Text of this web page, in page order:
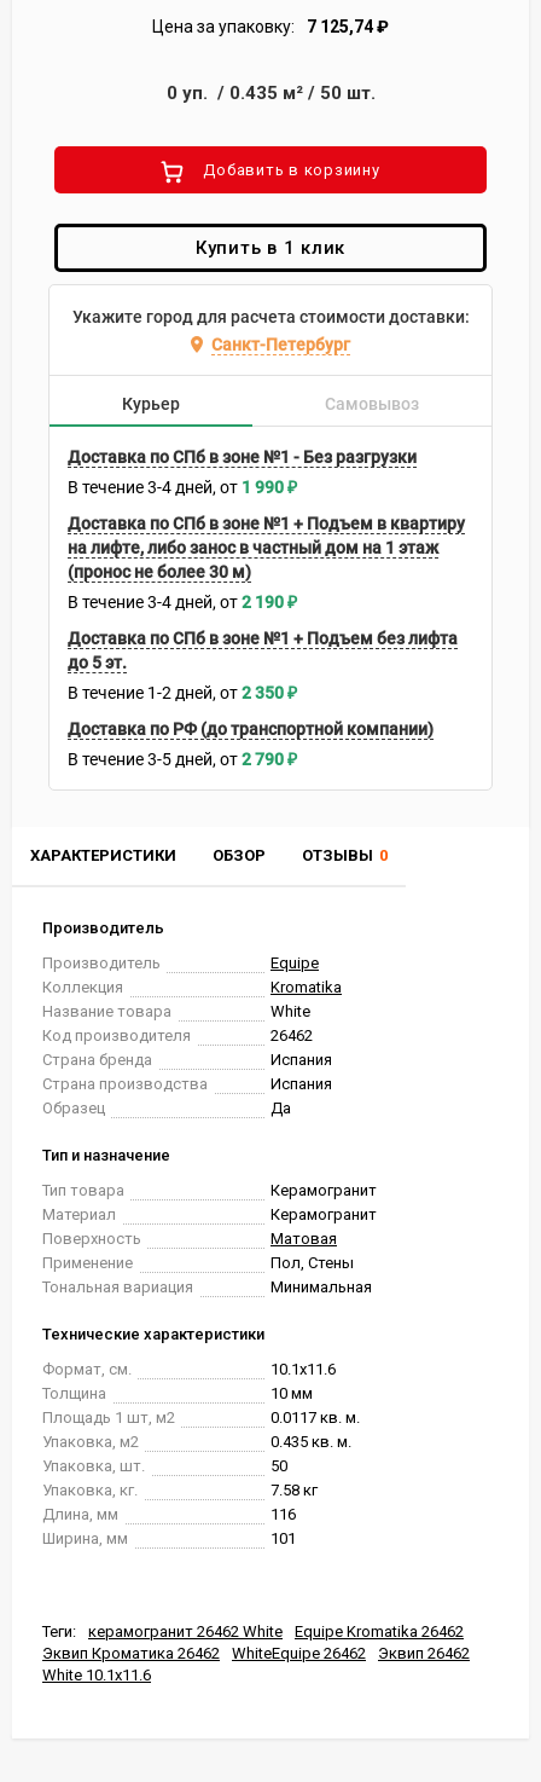
ХАРАКТЕРИСТИКИ ОБЗОР ОТЗЫВЫ 0
Производитель
Производитель
Equipe
Коллекция
Kromatika
Название товара
White
Код производителя
26462
Страна бренда
Испания
Страна производства
Испания
Образец
Да
Тип и назначение
Тип товара
Керамогранит
Материал
Керамогранит
Поверхность
Матовая
Применение
Пол, Стены
Тональная вариация
Минимальная
Технические характеристики
Формат, см.
10.1x11.6
Толщина
10 мм
Площадь 1 шт, м2
0.0117 кв. м.
Упаковка, м2
0.435 кв. м.
Упаковка, шт.
50
Упаковка, кг.
7.58 кг
Длина, мм
116
Ширина, мм
101
Теги: керамогранит 26462 White
Equipe Kromatika 26462
Эквип Кроматика 26462
WhiteEquipe 26462
Эквип 26462
White 10.1x11.6
Цена за упаковку:
7 125,74₽
0 уп. / 0.435 м²/ 50 шт.
Добавить в корзиину
Купить в 1 клик
Укажите город для расчета стоимости доставки:
Санкт-Петербург
Курьер Самовывоз
Доставка по СПб в зоне №1 - Без разгрузки
В течение3-4 дней 1 990₽
Доставка по СПб в зоне №1 + Подъем в квартиру
на лифте, либо занос в частный дом на 1 этаж
(пронос не более 30 м)
В течение3-4 дней 2 190₽
Доставка по СПб в зоне №1 + Подъем без лифта
до 5 эт.
В течение 1-2 дней 2 350₽
Доставка по РФ (до транспортной компании)
В течение3-5 дней 2 790₽